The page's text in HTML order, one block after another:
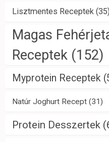
Lisztmentes Receptek
Magas
Receptek (152)
Myprotein Receptek
Natúr Joghurt Recept (31)
Protein Desszertek